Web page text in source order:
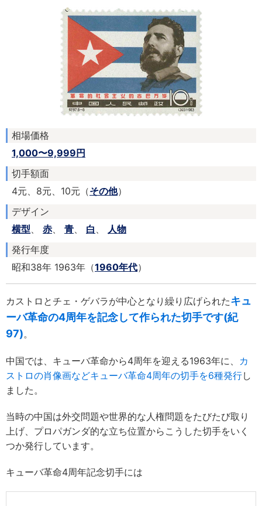
相場価格
1,000〜9,999円
切手額面
4元、8元、10元（その他）
デザイン
横型、 赤、 青、 白 、 人物
発行年度
昭和38年 1963年（1960年代）
カストロとチェ・ゲバラが中心となり繰り広げられたキュ
ーバ革命の4周年を記念して作られた切手です(紀
97)。
中国では、キューバ革命から4周年を迎える1963年に、 カ
ストロの肖像画などキューバ革命4周年の切手を6種発行し
ました。
当時の中国は外交問題や世界的な人権問題をたびたび取り
上げ、プロパガンダ的な立ち位置からこうした切手をいく
つか発行しています。
キューバ革命4周年記念切手には